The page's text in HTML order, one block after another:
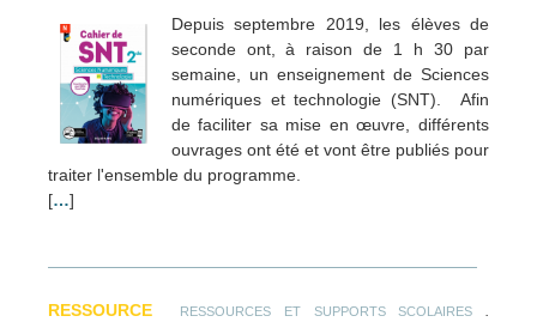
Depuis septembre 2019, les élèves de
seconde ont, à raison de 1 h 30 par
semaine, un enseignement de Sciences
numériques et technologie (SNT). Afin
de faciliter sa mise en œuvre, différents
ouvrages ont été et vont être publiés pour
traiter l'ensemble du programme.
[…]
RESSOURCE RESSOURCES ET SUPPORTS SCOLAIRES